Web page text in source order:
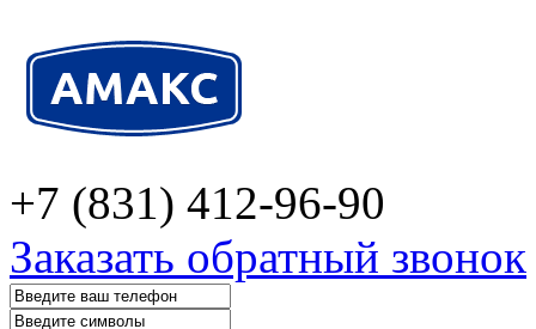
+7 (831) 412-96-90
Заказать обратный звонок